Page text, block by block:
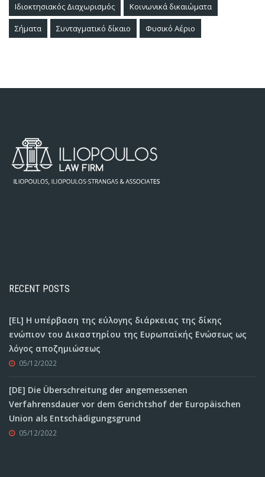
Ιδιοκτησιακός Διαχωρισμός Κοινωνικά δικαιώματα
Σήματα Συνταγματικό δίκαιο Φυσικό Αέριο
RECENT POSTS
[EL] Η υπέρβαση της εύλογης διάρκειας της δίκης
ενώπιον του Δικαστηρίου της Ευρωπαϊκής Ενώσεως ως
λόγος αποζημιώσεως
05/12/2022
[DE] Die Überschreitung der angemessenen
Verfahrensdauer vor dem Gerichtshof der Europäischen
Union als Entschädigungsgrund
05/12/2022